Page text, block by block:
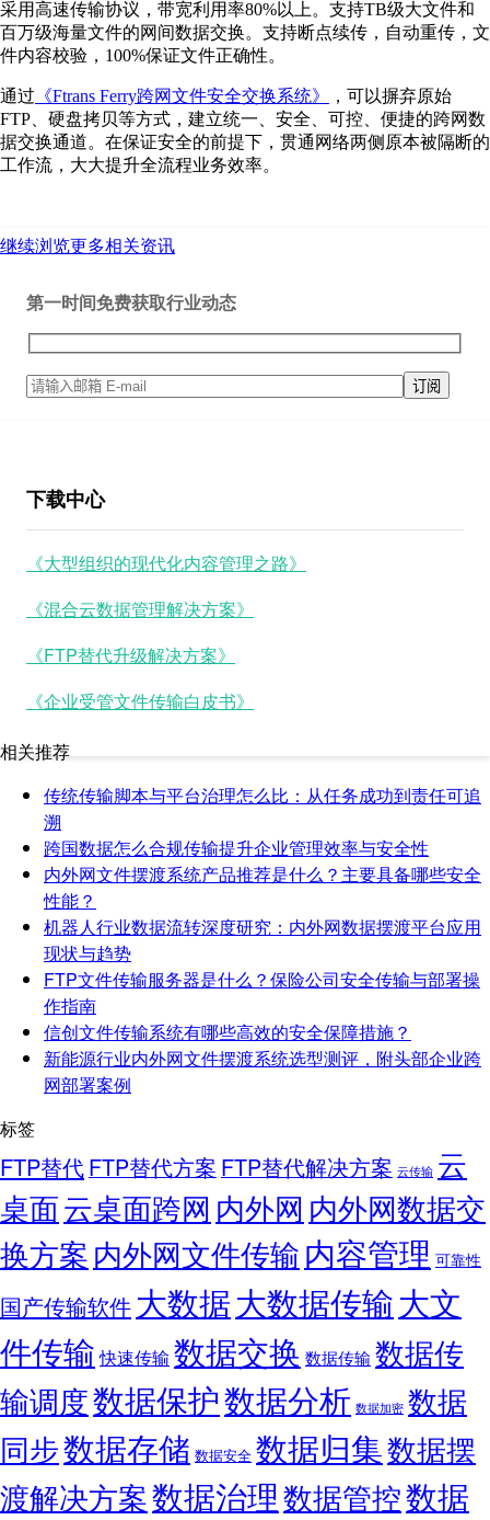
采用高速传输协议，带宽利用率80%以上。支持TB级大文件和
百万级海量文件的网间数据交换。支持断点续传，自动重传，文
件内容校验，100%保证文件正确性。
通过 《Ftrans Ferry跨网文件安全交换系统》
，可以摒弃原始
FTP、硬盘拷贝等方式，建立统一、安全、可控、便捷的跨网数
据交换通道。在保证安全的前提下，贯通网络两侧原本被隔断的
工作流，大大提升全流程业务效率。
继续浏览更多相关资讯
第一时间免费获取行业动态
下载中心
《大型组织的现代化内容管理之路》
《混合云数据管理解决方案》
《FTP替代升级解决方案》
《企业受管文件传输白皮书》
相关推荐
传统传输脚本与平台治理怎么比：从任务成功到责任可追
溯
跨国数据怎么合规传输提升企业管理效率与安全性
内外网文件摆渡系统产品推荐是什么？主要具备哪些安全
性能？
机器人行业数据流转深度研究：内外网数据摆渡平台应用
现状与趋势
FTP文件传输服务器是什么？保险公司安全传输与部署操
作指南
信创文件传输系统有哪些高效的安全保障措施？
新能源行业内外网文件摆渡系统选型测评，附头部企业跨
网部署案例
标签
FTP替代FTP替代方案 FTP替代解决方案 云传输 云
桌面云桌面跨网 内外网 内外网数据交
换方案内外网文件传输内容管理 可靠性
国产传输软件 大数据大数据传输大文
件传输 快速传输 数据交换 数据传输数据传
输调度数据保护数据分析 数据加密 数据
同步数据存储 数据安全 数据归集数据摆
渡解决方案数据治理数据管控数据